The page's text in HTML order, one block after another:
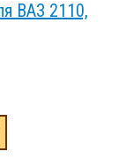
ВАЗ 2110,